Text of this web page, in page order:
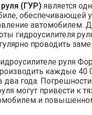
(ГУР) является
обеспечивающей
автомобилем.
гидроусилителя
проводить
руля
каждые 40
два года.
могут привести к
и